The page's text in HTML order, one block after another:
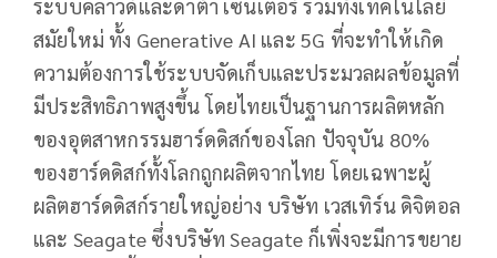
ระบบคลาวด์และดาต้า เซนเตอร์ รวมทั้งเทคโนโลยี
สมัยใหม่ ทั้ง Generative AI และ 5G ที่จะทำให้เกิด
ความต้องการใช้ระบบจัดเก็บและประมวลผลข้อมูลที่
มีประสิทธิภาพสูงขึ้น โดยไทยเป็นฐานการผลิตหลัก
ของอุตสาหกรรมฮาร์ดดิสก์ของโลก ปัจจุบัน 80%
ของฮาร์ดดิสก์ทั้งโลกถูกผลิตจากไทย โดยเฉพาะผู้
ผลิตฮาร์ดดิสก์รายใหญ่อย่าง บริษัท เวสเทิร์น ดิจิตอล
และ Seagate ซึ่งบริษัท Seagate ก็เพิ่งจะมีการขยาย